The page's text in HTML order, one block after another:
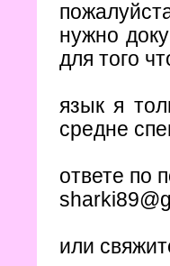
нужно
для того
язык я
средне
ответе по
или